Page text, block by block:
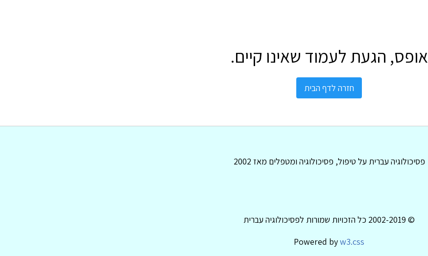
אופס, הגעת לעמוד שאינו קיים.
חזרה לדף הבית
פסיכולוגיה עברית על טיפול, פסיכולוגיה ומטפלים מאז 2002
© 2002-2019 כל הזכויות שמורות לפסיכולוגיה עברית
Powered byw3.css